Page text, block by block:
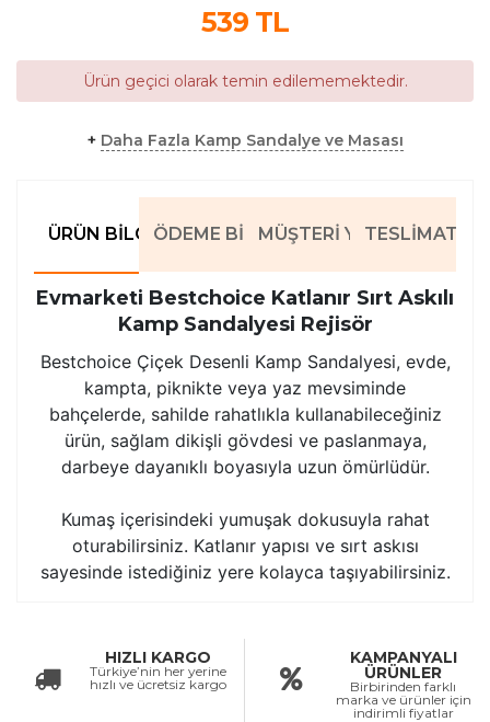
539 TL
Ürün geçici olarak temin edilememektedir.
+ Daha Fazla Kamp Sandalye ve Masası
ÜRÜN BILGILERIÖDEME BILGILERIMÜŞTERI YORUMLARI
TESLIMAT
Evmarketi Bestchoice Katlanır Sırt Askılı
Kamp Sandalyesi Rejisör
Bestchoice Çiçek Desenli Kamp Sandalyesi, evde,
kampta, piknikte veya yaz mevsiminde
bahçelerde, sahilde rahatlıkla kullanabileceğiniz
ürün, sağlam dikişli gövdesi ve paslanmaya,
darbeye dayanıklı boyasıyla uzun ömürlüdür.
Kumaş içerisindeki yumuşak dokusuyla rahat
oturabilirsiniz. Katlanır yapısı ve sırt askısı
sayesinde istediğiniz yere kolayca taşıyabilirsiniz.
HIZLI KARGO
Türkiye’nin her yerine
hızlı ve ücretsiz kargo
KAMPANYALI
ÜRÜNLER
Birbirinden farklı
marka ve ürünler için
indirimli fiyatlar